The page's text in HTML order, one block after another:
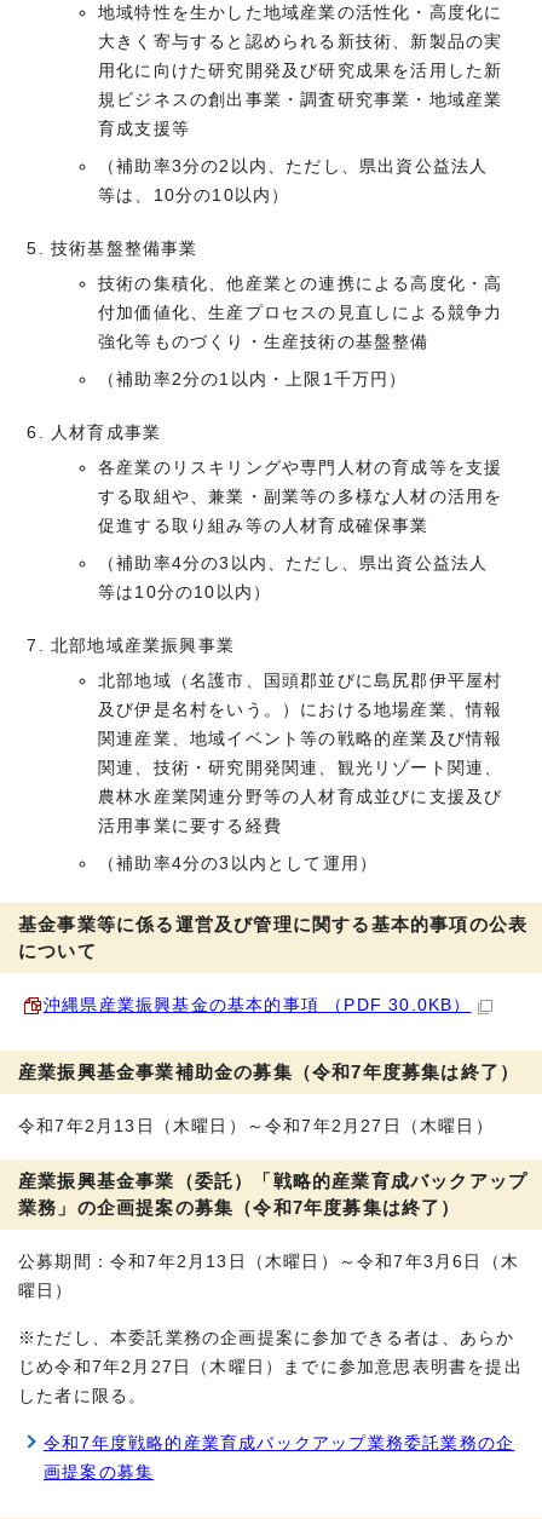
地域特性を生かした地域産業の活性化・高度化に
大きく寄与すると認められる新技術、新製品の実
用化に向けた研究開発及び研究成果を活用した新
規ビジネスの創出事業・調査研究事業・地域産業
育成支援等
（補助率3分の2以内、ただし、県出資公益法人
等は、10分の10以内）
技術基盤整備事業
技術の集積化、他産業との連携による高度化・高
付加価値化、生産プロセスの見直しによる競争力
強化等ものづくり・生産技術の基盤整備
（補助率2分の1以内・上限1千万円）
人材育成事業
各産業のリスキリングや専門人材の育成等を支援
する取組や、兼業・副業等の多様な人材の活用を
促進する取り組み等の人材育成確保事業
（補助率4分の3以内、ただし、県出資公益法人
等は10分の10以内）
北部地域産業振興事業
北部地域（名護市、国頭郡並びに島尻郡伊平屋村
及び伊是名村をいう。）における地場産業、情報
関連産業、地域イベント等の戦略的産業及び情報
関連、技術・研究開発関連、観光リゾート関連、
農林水産業関連分野等の人材育成並びに支援及び
活用事業に要する経費
（補助率4分の3以内として運用）
基金事業等に係る運営及び管理に関する基本的事項の公表
について
沖縄県産業振興基金の基本的事項 （PDF 30.0KB）
産業振興基金事業補助金の募集（令和7年度募集は終了）
令和7年2月13日（木曜日）～令和7年2月27日（木曜日）
産業振興基金事業（委託）「戦略的産業育成バックアップ
業務」の企画提案の募集（令和7年度募集は終了）
公募期間：令和7年2月13日（木曜日）～令和7年3月6日（木
曜日）
※ただし、本委託業務の企画提案に参加できる者は、あらか
じめ令和7年2月27日（木曜日）までに参加意思表明書を提出
した者に限る。
令和7年度戦略的産業育成バックアップ業務委託業務の企
画提案の募集